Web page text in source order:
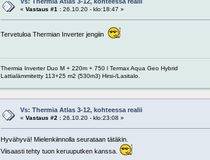
« Vastaus #1 :26.10.20 - klo:18:47 »
Tervetuloa Thermian Inverter jengiin
Thermia Inverter Duo M + 220m + 750 l Termax Aqua Geo Hybrid
Lattialämmitetty 113+25 m2 (530m3) Hirsi-/Lasitalo.
Vs: Thermia Atlas 3-12, kohteessa realii
« Vastaus #2 :26.10.20 - klo:23:08 »
Hyvähyvä! Mielenkiinnolla seurataan tätäkin.
Viisaasti tehty tuon keruuputken kanssa.